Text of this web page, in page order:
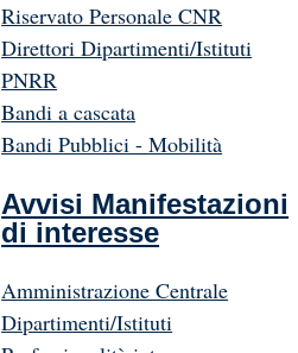
Riservato Personale CNR
Direttori Dipartimenti/Istituti
PNRR
Bandi a cascata
Bandi Pubblici - Mobilità
Avvisi Manifestazioni
di interesse
Amministrazione Centrale
Dipartimenti/Istituti